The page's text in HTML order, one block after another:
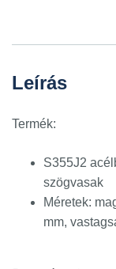
Leírás
Termék:
S355J2
szögvasak
Méretek:
mm,